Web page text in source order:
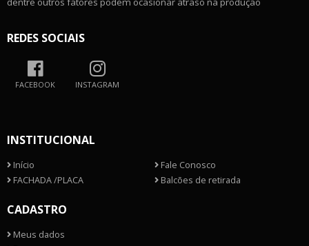
REDES SOCIAIS
FACEBOOK INSTAGRAM
INSTITUCIONAL
Início
Fale Conosco
FACHADA /PLACA
Balcões de retirada
CADASTRO
Meus dados